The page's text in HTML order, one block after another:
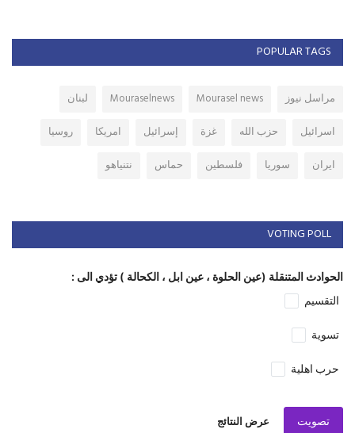
POPULAR TAGS
مراسل نيوز Mourasel news
Mouraselnews
لبنان
اسرائيل
حزب الله غزة إسرائيل امريكا
روسيا
ايران
سوريا فلسطين حماس نتنياهو
VOTING POLL
الحوادث المتنقلة (عين الحلوة ، عين ابل ، الكحالة ) تؤدي الى :
التقسيم
تسوية
حرب اهلية
تصويت عرض النتائج